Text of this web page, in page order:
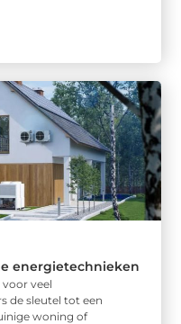
energietechnieken
veel
de sleutel tot een
woning of